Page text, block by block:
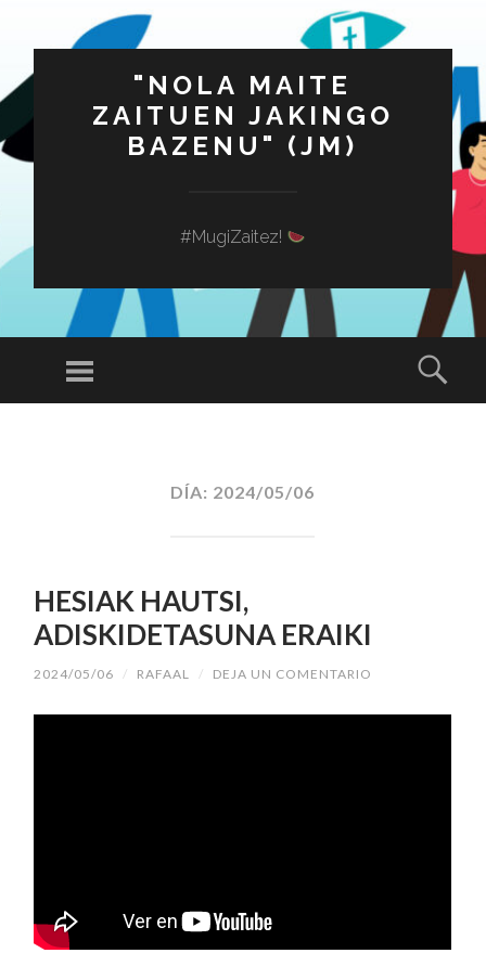
"NOLA MAITE
ZAITUEN JAKINGO
BAZENU" (JM)
#MugiZaitez!
Menú
DÍA: 2024/05/06
HESIAK HAUTSI,
ADISKIDETASUNA ERAIKI
2024/05/06 / RAFAAL / DEJA UN COMENTARIO